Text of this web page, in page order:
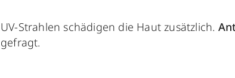
UV-Strahlen schädigen die Haut zusätzlich.
gefragt.